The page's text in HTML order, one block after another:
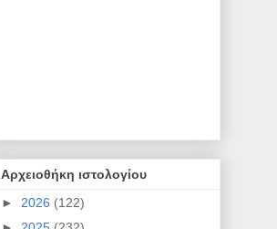
Αρχειοθήκη ιστολογίου
► 2026 (122)